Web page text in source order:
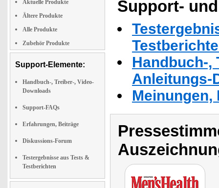
Aktuelle Produkte
Ältere Produkte
Alle Produkte
Zubehör Produkte
Support-Elemente:
Handbuch-, Treiber-, Video-
Downloads
Support-FAQs
Erfahrungen, Beiträge
Diskussions-Forum
Testergebnisse aus Tests &
Testberichten
Support-
Handbuch-,
Anleitungs-